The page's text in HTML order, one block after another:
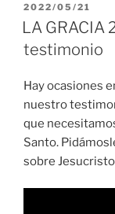
PUBLICADO
EL
2022/05/21
LA GRACIA
testimonio
Hay ocasiones
nuestro
que
Santo.
sobre